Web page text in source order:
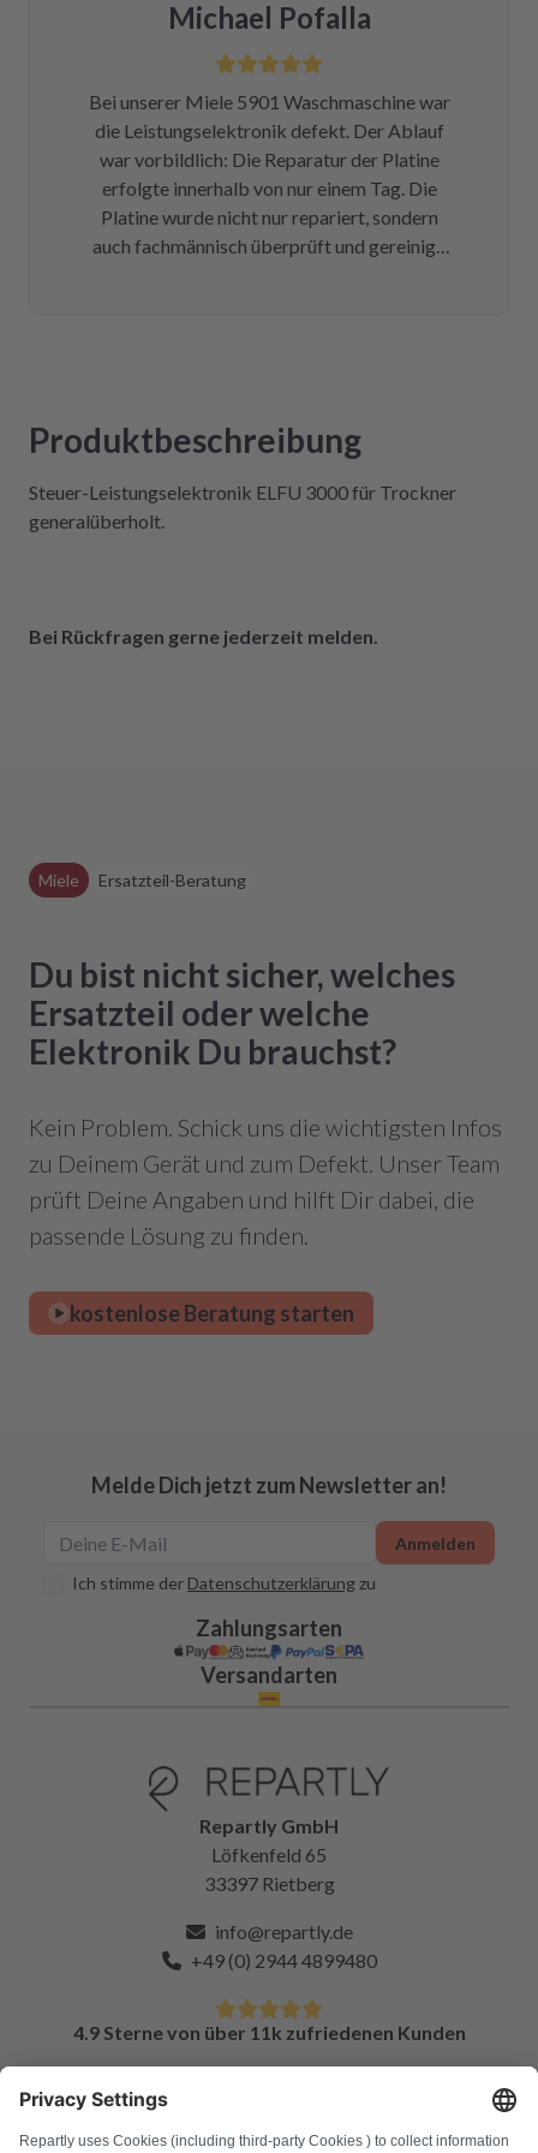
Träumchen. Danke, danke, danke. Wilk gar
nicht erst wissen, was der Mieltechniker
Zukunft nicht wieder auf repartly
zurückgreifen müssen. Aber gut zu wissen,
dass es diese Möglichkeit gibt! Werden wir
definitiv weiter empfehlen.
Michael Pofalla
Bei unserer Miele 5901 Waschmaschine war
die Leistungselektronik defekt. Der Ablauf
war vorbildlich: Die Reparatur der Platine
erfolgte innerhalb von nur einem Tag. Die
Platine wurde nicht nur repariert, sondern
auch fachmännisch überprüft und gereinigt.
Der Aus- und Einbau der Platine war dank der
Absolute Empfehlung!
Produktbeschreibung
Steuer-Leistungselektronik ELFU 3000 für Trockner
generalüberholt.
Bei Rückfragen gerne jederzeit melden.
Miele Ersatzteil-Beratung
Du bist nicht sicher, welches
Ersatzteil oder welche
Elektronik Du brauchst?
Kein Problem. Schick uns die wichtigsten Infos
zu Deinem Gerät und zum Defekt. Unser Team
prüft Deine Angaben und hilft Dir dabei, die
passende Lösung zu finden.
kostenlose Beratung starten
Melde Dich jetzt zum Newsletter an!
Ich stimme der Datenschutzerklärung zu
Anmelden
Zahlungsarten
Versandarten
Repartly GmbH
Löfkenfeld 65
33397 Rietberg
info@repartly.de
+49 (0) 2944 4899480
4.9 Sterne von über 11k zufriedenen Kunden